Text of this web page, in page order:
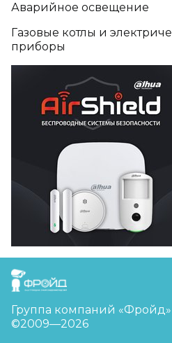
Аварийное освещение
Газовые котлы и
приборы
FreudGroup
Группа компаний «Фройд»
©2009—2026